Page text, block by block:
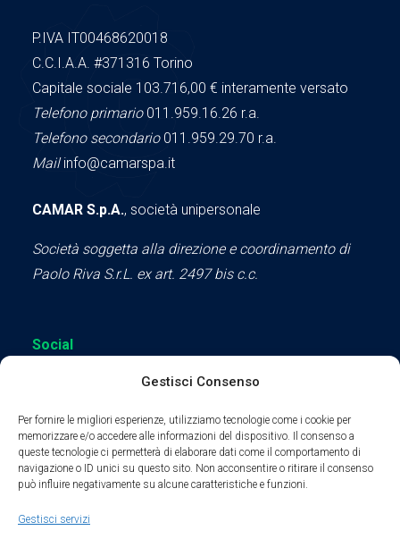
Gestisci Consenso
Per fornire le migliori esperienze, utilizziamo tecnologie come i cookie per
memorizzare e/o accedere alle informazioni del dispositivo. Il consenso a
queste tecnologie ci permetterà di elaborare dati come il comportamento di
navigazione o ID unici su questo sito. Non acconsentire o ritirare il consenso
può influire negativamente su alcune caratteristiche e funzioni.
Gestisci servizi
P.IVA IT00468620018
C.C.I.A.A. #371316 Torino
Capitale sociale 103.716,00 € interamente versato
Telefono primario011.959.16.26 r.a.
Telefono secondario011.959.29.70 r.a.
Mailinfo@camarspa.it
CAMAR S.p.A., società unipersonale
Società soggetta alla direzione e coordinamento di
Paolo Riva S.r.L. ex art. 2497 bis c.c.
Social
Parte del sodalizio AIDAM dal 2024